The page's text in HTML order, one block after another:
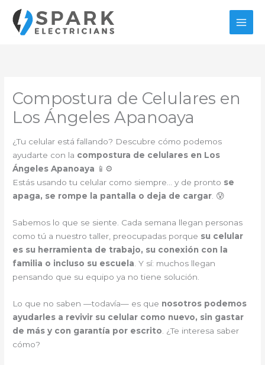
contenido
Compostura de Celulares en
Los Ángeles Apanoaya
¿Tu celular está fallando? Descubre cómo podemos
ayudarte con la compostura de celulares en Los
Ángeles Apanoaya 📱⚙️
Estás usando tu celular como siempre… y de pronto se
apaga, se rompe la pantalla o deja de cargar. 😰
Sabemos lo que se siente. Cada semana llegan personas
como tú a nuestro taller, preocupadas porque su celular
es su herramienta de trabajo, su conexión con la
familia o incluso su escuela . Y sí: muchos llegan
pensando que su equipo ya no tiene solución.
Lo que no saben —todavía— es que nosotros podemos
ayudarles a revivir su celular como nuevo, sin gastar
de más y con garantía por escrito . ¿Te interesa saber
cómo?